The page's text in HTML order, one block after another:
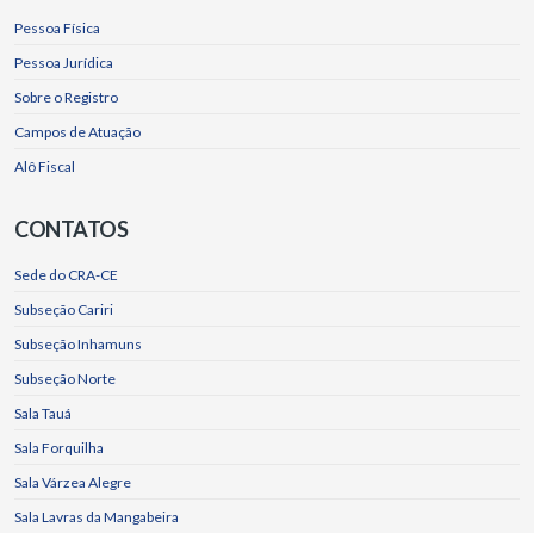
Pessoa Física
Pessoa Jurídica
Sobre o Registro
Campos de Atuação
Alô Fiscal
CONTATOS
Sede do CRA-CE
Subseção Cariri
Subseção Inhamuns
Subseção Norte
Sala Tauá
Sala Forquilha
Sala Várzea Alegre
Sala Lavras da Mangabeira